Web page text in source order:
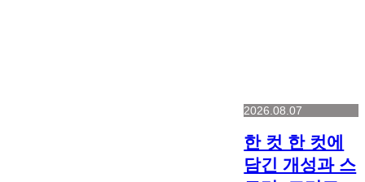
2026.08.07
한 컷 한 컷에
담긴 개성과 스